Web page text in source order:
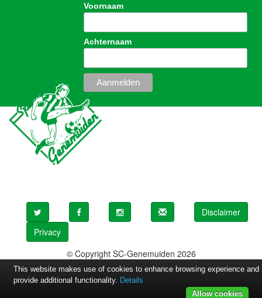
Voornaam
Achternaam
Disclaimer
Privacy
© Copyright SC-Genemuiden 2026
This website makes use of cookies to enhance browsing experience and
provide additional functionality. Details
Allow cookies